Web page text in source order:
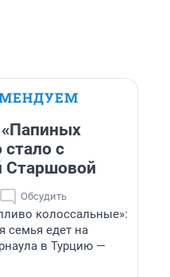
«Папиных
стало с
Старшовой
Обсудить
колоссальные»:
семья едет на
в Турцию —